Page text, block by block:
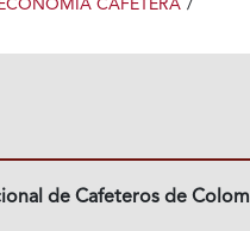
CAFETERA /
de Cafeteros de